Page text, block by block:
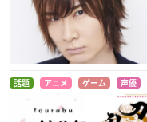
話題 アニメ ゲーム 声優